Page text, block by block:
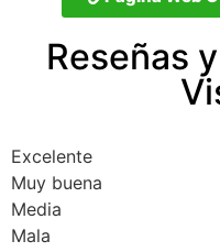
Reseñas
Excelente
Muy buena
Media
Mala